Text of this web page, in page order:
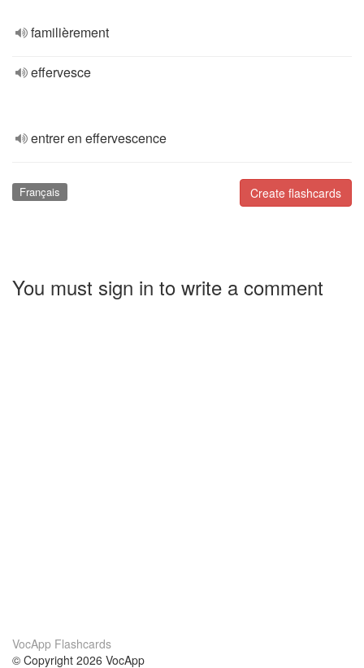
familièrement
effervesce
entrer en effervescence
Create flashcards
Français
You must sign in to write a comment
VocApp Flashcards
© Copyright 2026 VocApp